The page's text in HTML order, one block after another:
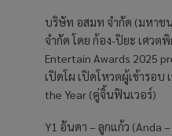
บริษัท อสมท จำกัด (มหาช
จำกัด โดย ก้อง-ปิยะ เศวต
Entertain Awards 2025
เปิดโผ เปิดโหวตผู้เข้ารอบ
the Year (คู่จิ้นฟินเวอร์)
Y1 อันดา – ลูกแก้ว (Anda